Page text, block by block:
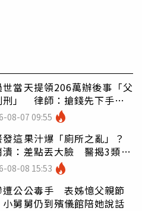
世當天提領206萬辦後事「父
刑」 律師：搶錢先下手是
08-07 09:55
這果汁爆「廁所之亂」？
潰：差點丟大臉 醫揭3類人
08-08 15:53
遭公公毒手 表姊憶父親節
舅舅仍到殯儀館陪她說話